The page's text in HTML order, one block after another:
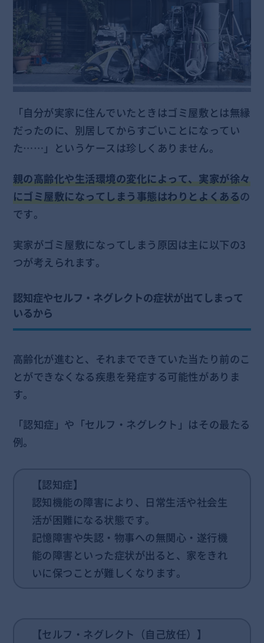
「自分が実家に住んでいたときはゴミ屋敷とは無縁
だったのに、別居してからすごいことになってい
た……」というケースは珍しくありません。
親の高齢化や生活環境の変化によって、実家が徐々
にゴミ屋敷になってしまう事態はわりとよくあるの
です。
実家がゴミ屋敷になってしまう原因は主に以下の3
つが考えられます。
認知症やセルフ・ネグレクトの症状が出てしまって
いるから
高齢化が進むと、それまでできていた当たり前のこ
とができなくなる疾患を発症する可能性がありま
す。
「認知症」や「セルフ・ネグレクト」はその最たる
例。
【認知症】
認知機能の障害により、日常生活や社会生
活が困難になる状態です。
記憶障害や失認・物事への無関心・遂行機
能の障害といった症状が出ると、家をきれ
いに保つことが難しくなります。
【セルフ・ネグレクト（自己放任）】